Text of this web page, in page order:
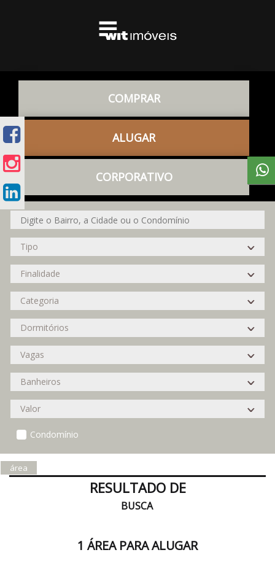
COMPRAR
ALUGAR
CORPORATIVO
Condomínio
área
RESULTADO DE
BUSCA
1 ÁREA PARA ALUGAR